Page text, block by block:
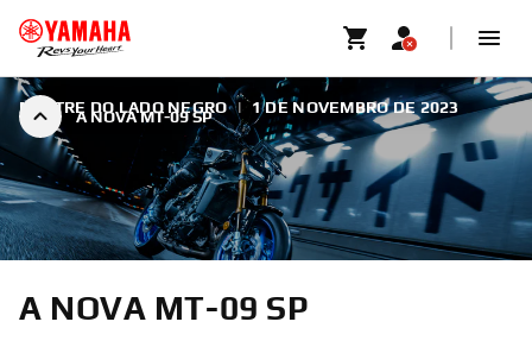
A NOVA MT-09 SP
MESTRE DO LADO NEGRO | 1 DE NOVEMBRO DE 2023
A NOVA MT-09 SP